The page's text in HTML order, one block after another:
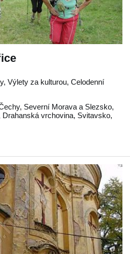
Výlety za kulturou, Celodenní
, Severní Morava a Slezsko,
Drahanská vrchovina, Svitavsko,